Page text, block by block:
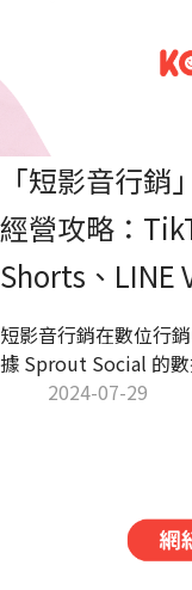
「短影音行
經營攻略：
Shorts、LINE
短影音行銷在數位行
據 Sprout Social 的
2.5 倍。隨著 TikTok
己的短影音平台。本
2024-07-29